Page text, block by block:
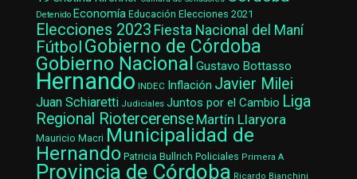
Detenido Economía Educación Elecciones 2021
Elecciones 2023 Fiesta Nacional del Maní
Fútbol Gobierno de Córdoba
Gobierno Nacional Gustavo Bottasso
Hernando INDEC Inflación Javier Milei
Juan Schiaretti Judiciales Juntos por el Cambio Liga
Regional Riotercerense Martín Llaryora
Mauricio Macri Municipalidad de
Hernando Patricia Bullrich Policiales Primera A
Provincia de Córdoba Ricardo Bianchini